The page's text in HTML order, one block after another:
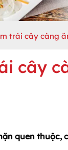
trái cây càng
cây
quen thuộc,